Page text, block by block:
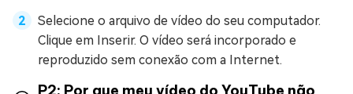
Selecione o arquivo de vídeo do seu computador.
Clique em Inserir. O vídeo será incorporado e
reproduzido sem conexão com a Internet.